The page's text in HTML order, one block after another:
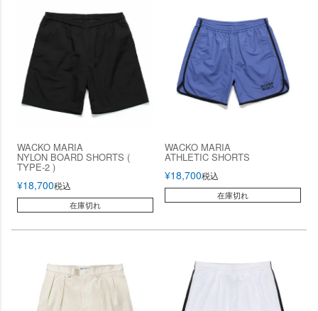
WACKO MARIA
NYLON BOARD SHORTS (
TYPE-2 )
¥18,700税込
在庫切れ
WACKO MARIA
ATHLETIC SHORTS
¥18,700税込
在庫切れ